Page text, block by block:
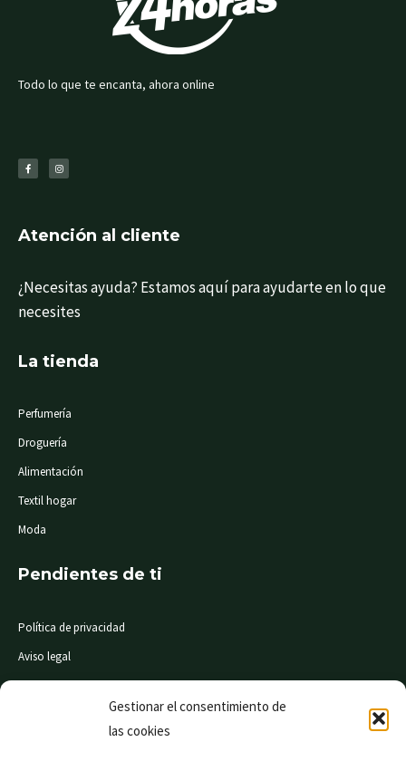
Gestionar el consentimiento de
las cookies
Todo lo que te encanta, ahora online
c
e
b
s
t
a
Atención al cliente
¿Necesitas ayuda? Estamos aquí para ayudarte en lo que
necesites
La tienda
Perfumería
Droguería
Alimentación
Textil hogar
Moda
Pendientes de ti
Política de privacidad
Aviso legal
Condiciones de compra